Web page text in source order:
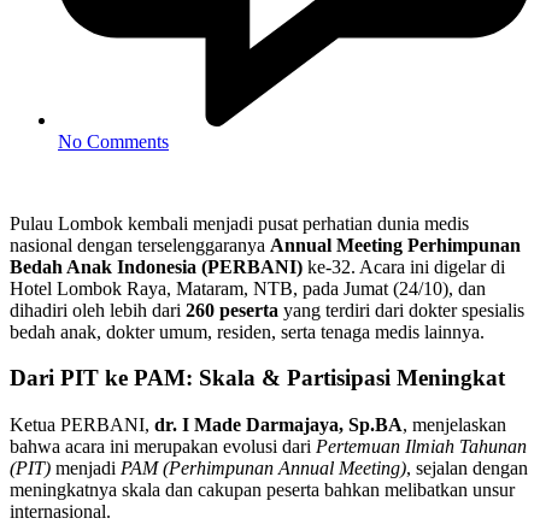
No Comments
Pulau Lombok kembali menjadi pusat perhatian dunia medis
nasional dengan terselenggaranya Annual Meeting Perhimpunan
Bedah Anak Indonesia (PERBANI) ke-32. Acara ini digelar di
Hotel Lombok Raya, Mataram, NTB, pada Jumat (24/10), dan
dihadiri oleh lebih dari 260 peserta yang terdiri dari dokter spesialis
bedah anak, dokter umum, residen, serta tenaga medis lainnya.
Dari PIT ke PAM: Skala & Partisipasi Meningkat
Ketua PERBANI, dr. I Made Darmajaya, Sp.BA, menjelaskan
bahwa acara ini merupakan evolusi dari Pertemuan Ilmiah Tahunan
(PIT) menjadi PAM (Perhimpunan Annual Meeting), sejalan dengan
meningkatnya skala dan cakupan peserta bahkan melibatkan unsur
internasional.